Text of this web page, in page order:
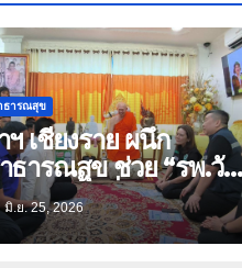
ธารณสุข
ฯ เชียงราย ผนึก
ธารณสุข ช่วย “รพ.วัด
ยปลากั้งเพื่อสังคม”
งเชื่อมสิทธิ์ สปสช. เดิน
าภารกิจเพื่อผู้ป่วย
มิ.ย. 25, 2026